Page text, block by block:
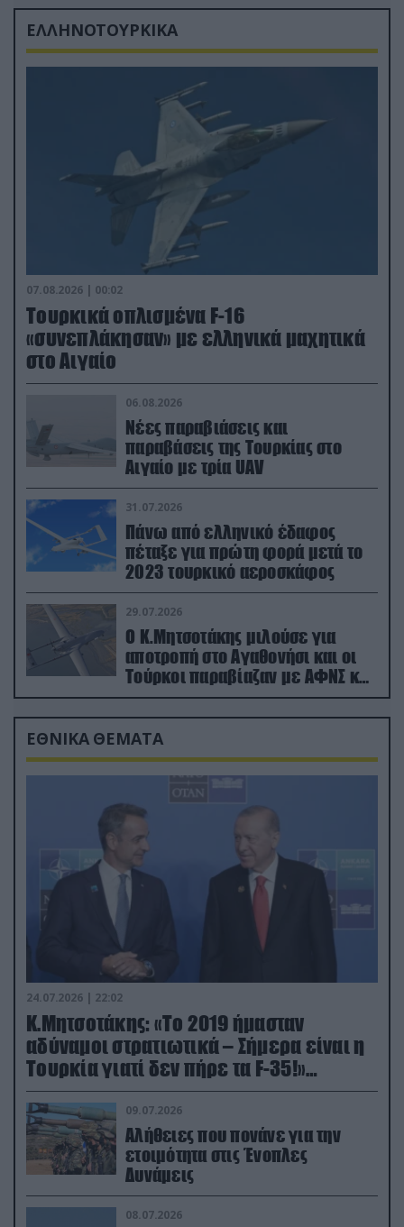
ΕΛΛΗΝΟΤΟΥΡΚΙΚΑ
07.08.2026 | 00:02
Τουρκικά οπλισμένα F-16
«συνεπλάκησαν» με ελληνικά μαχητικά
στο Αιγαίο
06.08.2026
Νέες παραβιάσεις και
παραβάσεις της Τουρκίας στο
Αιγαίο με τρία UAV
31.07.2026
Πάνω από ελληνικό έδαφος
πέταξε για πρώτη φορά μετά το
2023 τουρκικό αεροσκάφος
29.07.2026
Ο Κ.Μητσοτάκης μιλούσε για
αποτροπή στο Αγαθονήσι και οι
Τούρκοι παραβίαζαν με ΑΦΝΣ και
drone
ΕΘΝΙΚΑ ΘΕΜΑΤΑ
24.07.2026 | 22:02
Κ.Μητσοτάκης: «Το 2019 ήμασταν
αδύναμοι στρατιωτικά – Σήμερα είναι η
Τουρκία γιατί δεν πήρε τα F-35!»
(βίντεο)
09.07.2026
Αλήθειες που πονάνε για την
ετοιμότητα στις Ένοπλες
Δυνάμεις
08.07.2026